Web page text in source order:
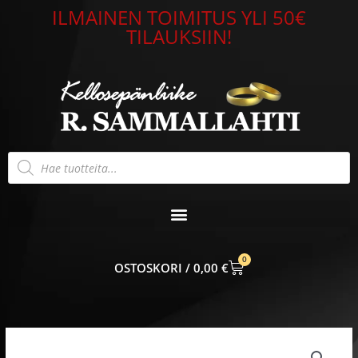
ILMAINEN TOIMITUS YLI 50€
TILAUKSIIN!
Products
search
0,00 €
0
CART